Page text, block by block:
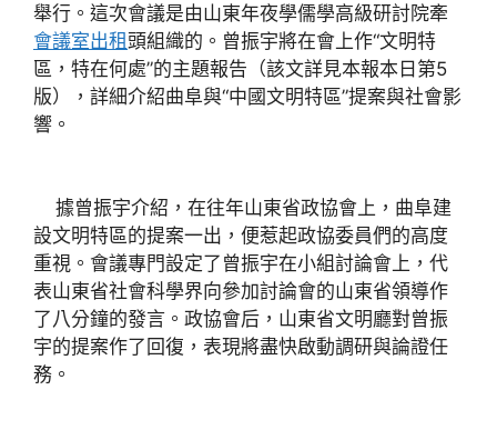
舉行。這次會議是由山東年夜學儒學高級研討院牽
會議室出租頭組織的。曾振宇將在會上作“文明特
區，特在何處”的主題報告（該文詳見本報本日第5
版），詳細介紹曲阜與“中國文明特區”提案與社會影
響。
據曾振宇介紹，在往年山東省政協會上，曲阜建
設文明特區的提案一出，便惹起政協委員們的高度
重視。會議專門設定了曾振宇在小組討論會上，代
表山東省社會科學界向參加討論會的山東省領導作
了八分鐘的發言。政協會后，山東省文明廳對曾振
宇的提案作了回復，表現將盡快啟動調研與論證任
務。